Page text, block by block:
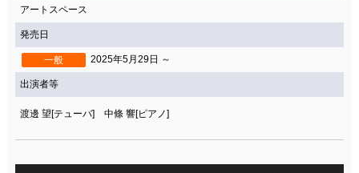
アートスペース
発売日
一般 2025年5月29日 ～
出演者等
渡邊 望[テューバ] 中條 響[ピアノ]